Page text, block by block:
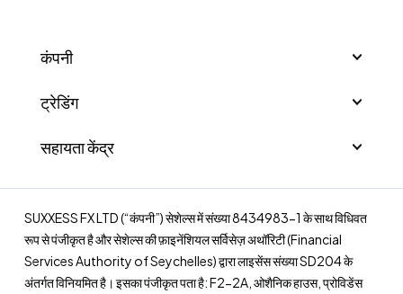
कंपनी
ट्रेडिंग
सहायता केंद्र
SUXXESS FX LTD (“कंपनी”) सेशेल्स में संख्या 8434983-1 के साथ विधिवत
रूप से पंजीकृत है और सेशेल्स की फ़ाइनेंशियल सर्विसेज़ अथॉरिटी (Financial
Services Authority of Seychelles) द्वारा लाइसेंस संख्या SD204 के
अंतर्गत विनियमित है। इसका पंजीकृत पता है: F2-2A, ओशैनिक हाउस, प्रोविडेंस